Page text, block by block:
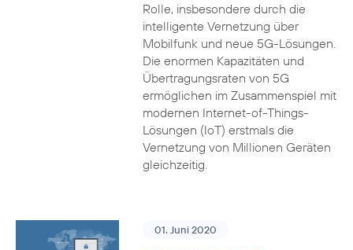
Rolle, insbesondere durch die
intelligente Vernetzung über
Mobilfunk und neue 5G-Lösungen.
Die enormen Kapazitäten und
Übertragungsraten von 5G
ermöglichen im Zusammenspiel mit
modernen Internet-of-Things-
Lösungen (IoT) erstmals die
Vernetzung von Millionen Geräten
gleichzeitig.
01. Juni 2020